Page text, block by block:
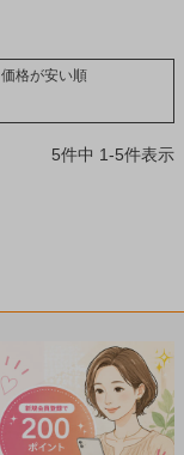
価格が安い順
5件中 1-5件表示